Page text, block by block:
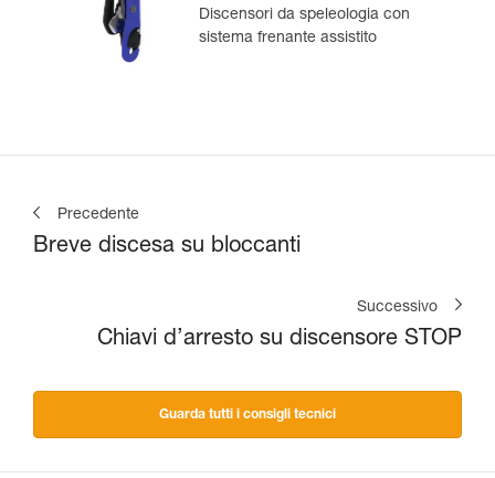
Discensori da speleologia con
sistema frenante assistito
Precedente
Breve discesa su bloccanti
Successivo
Chiavi d’arresto su discensore STOP
Guarda tutti i consigli tecnici